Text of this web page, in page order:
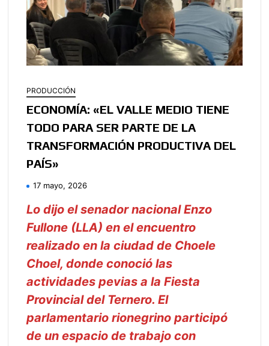
PRODUCCIÓN
ECONOMÍA: «EL VALLE MEDIO TIENE
TODO PARA SER PARTE DE LA
TRANSFORMACIÓN PRODUCTIVA DEL
PAÍS»
17 mayo, 2026
Lo dijo el senador nacional Enzo
Fullone (LLA) en el encuentro
realizado en la ciudad de Choele
Choel, donde conoció las
actividades pevias a la Fiesta
Provincial del Ternero. El
parlamentario rionegrino participó
de un espacio de trabajo con